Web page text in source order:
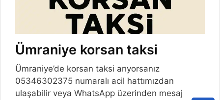
Ümraniye korsan taksi
Ümraniye’de korsan taksi arıyorsanız
05346302375 numaralı acil hattımızdan
ulaşabilir veya WhatsApp üzerinden mesaj